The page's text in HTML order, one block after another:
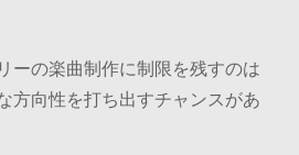
ーの楽曲制作に制限を残すのは
方向性を打ち出すチャンスがあ